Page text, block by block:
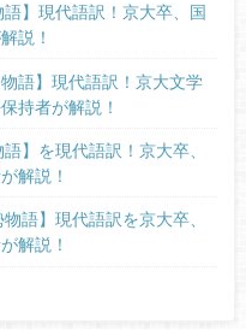
語】現代語訳！京大卒、国
説！
物語】現代語訳！京大文学
持者が解説！
】を現代語訳！京大卒、
解説！
語】現代語訳を京大卒、
解説！